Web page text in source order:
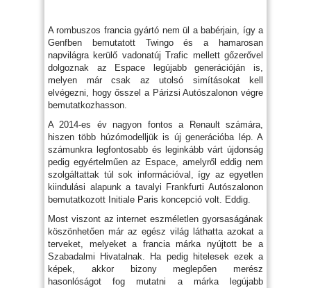
A rombuszos francia gyártó nem ül a babérjain, így a
Genfben bemutatott Twingo és a hamarosan
napvilágra kerülő vadonatúj Trafic mellett gőzerővel
dolgoznak az Espace legújabb generációján is,
melyen már csak az utolsó simításokat kell
elvégezni, hogy ősszel a Párizsi Autószalonon végre
bemutatkozhasson.
A 2014-es év nagyon fontos a Renault számára,
hiszen több húzómodelljük is új generációba lép. A
számunkra legfontosabb és leginkább várt újdonság
pedig egyértelműen az Espace, amelyről eddig nem
szolgáltattak túl sok információval, így az egyetlen
kiindulási alapunk a tavalyi Frankfurti Autószalonon
bemutatkozott Initiale Paris koncepció volt. Eddig.
Most viszont az internet eszméletlen gyorsaságának
köszönhetően már az egész világ láthatta azokat a
terveket, melyeket a francia márka nyújtott be a
Szabadalmi Hivatalnak. Ha pedig hitelesek ezek a
képek, akkor bizony meglepően merész
hasonlóságot fog mutatni a márka legújabb